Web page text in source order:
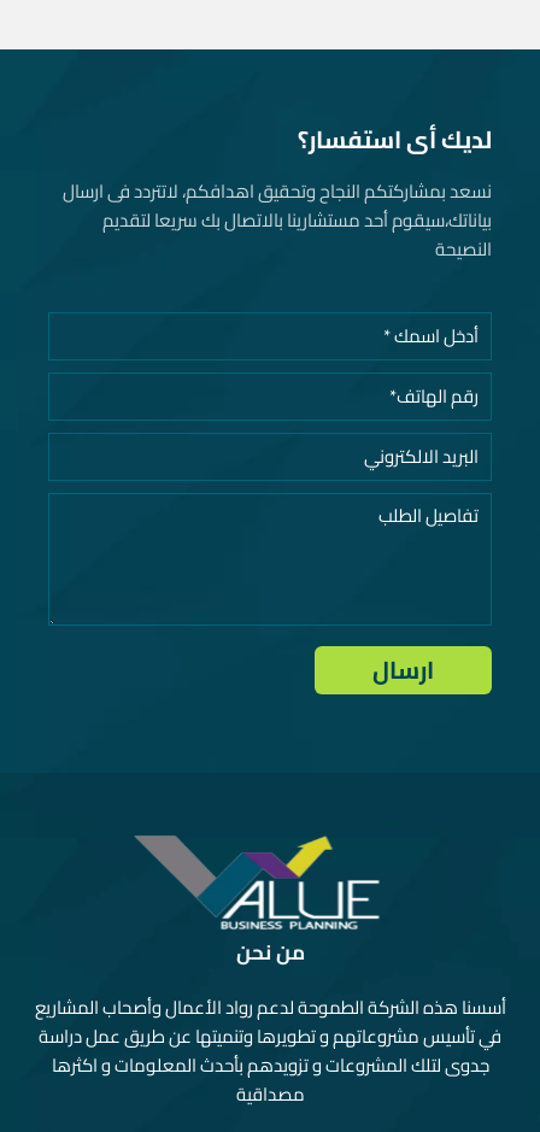
لديك أى استفسار؟
نسعد بمشاركتكم النجاح وتحقيق اهدافكم، لاتتردد فى ارسال
بياناتك، سيقوم أحد مستشارينا بالاتصال بك سريعا لتقديم
النصيحة
من نحن
أسسنا هذه الشركة الطموحة لدعم رواد الأعمال وأصحاب المشاريع
في تأسيس مشروعاتهم و تطويرها وتنميتها عن طريق عمل دراسة
جدوى لتلك المشروعات و تزويدهم بأحدث المعلومات و اكثرها
مصداقية